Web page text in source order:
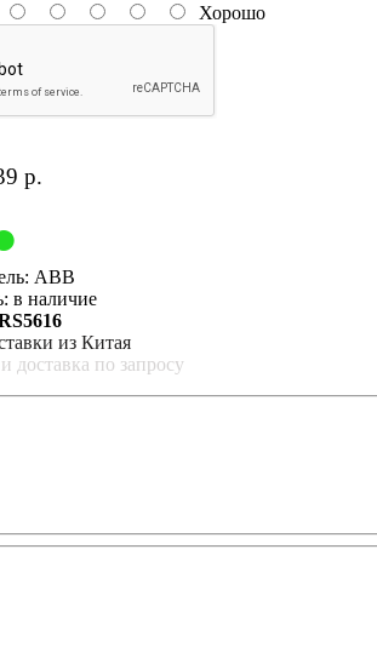
Хорошо
р.
ABB
в наличие
из Китая
доставка по запросу